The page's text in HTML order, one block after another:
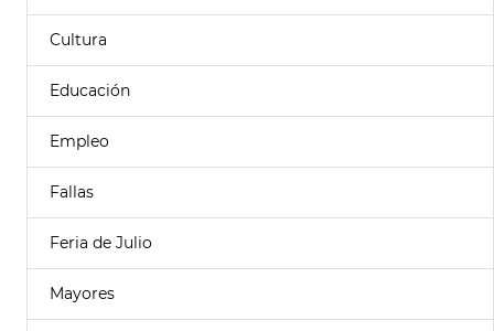
Cultura
Educación
Empleo
Fallas
Feria de Julio
Mayores